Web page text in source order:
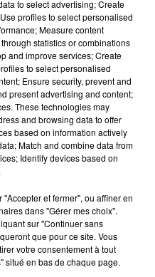
Toulouse
DU
to select advertising; Create
profiles to select personalised
Measure content
statistics or combinations
and improve services; Create
to select personalised
Ensure security, prevent and
present advertising and content;
These technologies may
and browsing data to offer
based on information actively
Match and combine data from
Identify devices based on
et fermer", ou affiner en
dans "Gérer mes choix".
sur "Continuer sans
que pour ce site. Vous
votre consentement à tout
situé en bas de chaque page.